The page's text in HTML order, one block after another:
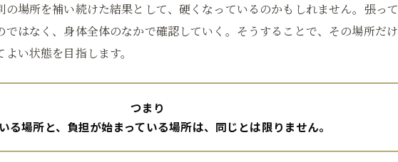
の場所を補い続けた結果として、硬くなっているのかもしれません。張って
ではなく、身体全体のなかで確認していく。そうすることで、その場所だけ
い状態を目指します。
つまり
る場所と、負担が始まっている場所は、同じとは限りません。